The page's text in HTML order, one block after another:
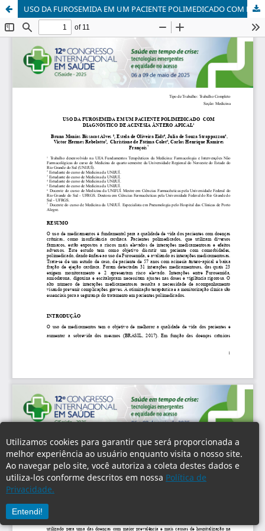
Utilizamos cookies para garantir que será proporcionada a
melhor experiência ao usuário enquanto visita o nosso site.
Ao navegar pelo site, você autoriza a coleta destes dados e
utiliza-los conforme descritos em nossa Política de
Privacidade.
Entendi!
USO DA FUROSEMIDA EM UM PACIENTE POLIMEDICADO COM DIAGNÓSTICO DE ACINESIA ÂNTERO APICAL